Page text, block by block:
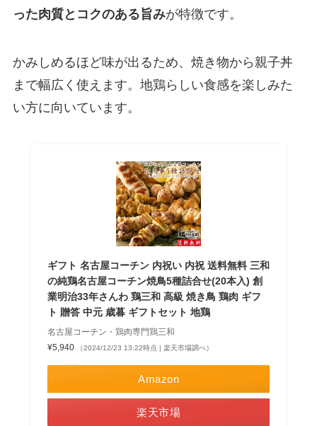
った肉質とコクのある旨みが特徴です。
かみしめるほど味が出るため、焼き物から親子丼
まで幅広く使えます。地鶏らしい食感を楽しみた
い方に向いています。
ギフト 名古屋コーチン 内祝い 内祝 送料無料 三和
の純鶏名古屋コーチン焼鳥5種詰合せ(20本入) 創
業明治33年さんわ 鶏三和 高級 焼き鳥 鶏肉 ギフ
ト 贈答 中元 歳暮 ギフトセット 地鶏
名古屋コーチン・鶏肉専門鶏三和
¥5,940
（2024/12/23 13:22時点 | 楽天市場調べ）
Amazon
楽天市場